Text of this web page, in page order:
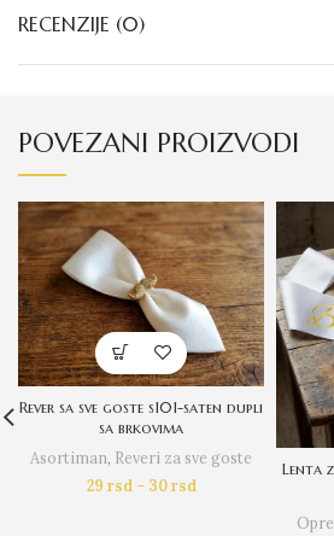
RECENZIJE (0)
POVEZANI PROIZVODI
Rever sa sve goste s101-saten dupli
sa brkovima
Asortiman, Reveri za sve goste
29 rsd – 30rsd
Lenta